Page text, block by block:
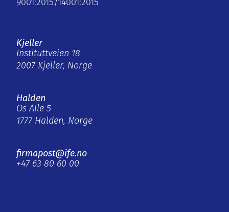
9001:2015/14001:2015
Kjeller
Instituttveien 18
2007 Kjeller, Norge
Halden
Os Alle 5
1777 Halden, Norge
firmapost@ife.no
+47 63 80 60 00